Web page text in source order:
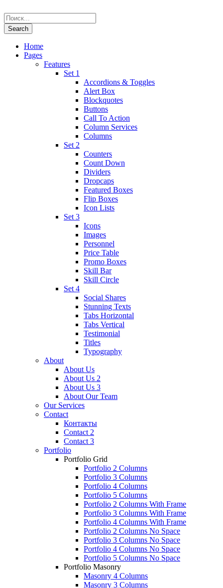
Home
Pages
Features
Set 1
Accordions & Toggles
Alert Box
Blockquotes
Buttons
Call To Action
Column Services
Columns
Set 2
Counters
Count Down
Dividers
Dropcaps
Featured Boxes
Flip Boxes
Icon Lists
Set 3
Icons
Images
Personnel
Price Table
Promo Boxes
Skill Bar
Skill Circle
Set 4
Social Shares
Stunning Texts
Tabs Horizontal
Tabs Vertical
Testimonial
Titles
Typography
About
About Us
About Us 2
About Us 3
About Our Team
Our Services
Contact
Контакты
Contact 2
Contact 3
Portfolio
Portfolio Grid
Portfolio 2 Columns
Portfolio 3 Columns
Portfolio 4 Columns
Portfolio 5 Columns
Portfolio 2 Columns With Frame
Portfolio 3 Columns With Frame
Portfolio 4 Columns With Frame
Portfolio 2 Columns No Space
Portfolio 3 Columns No Space
Portfolio 4 Columns No Space
Portfolio 5 Columns No Space
Portfolio Masonry
Masonry 4 Columns
Masonry 3 Columns